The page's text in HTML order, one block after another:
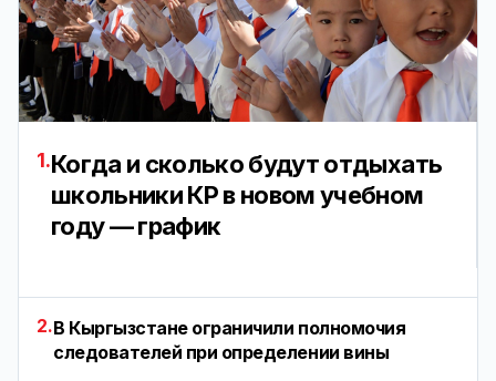
1.Когда и сколько будут отдыхать
школьники КР в новом учебном
году — график
2.В Кыргызстане ограничили полномочия
следователей при определении вины